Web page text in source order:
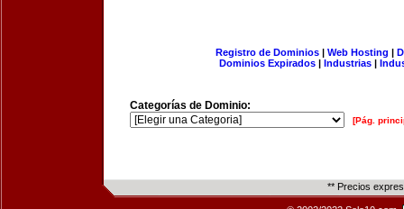
Registro de Dominios| Web Hosting |
Dominios Expirados | Industrias |
Categorías de Dominio:
[Pág.
** Precios